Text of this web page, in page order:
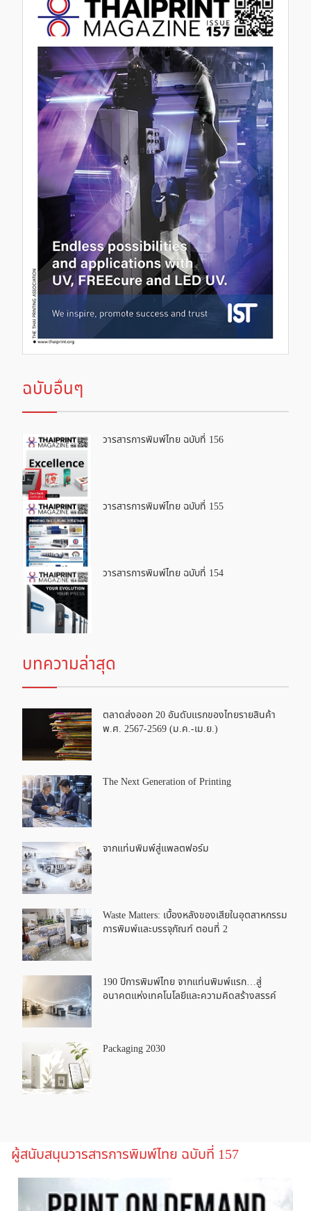
ฉบับอื่นๆ
วารสารการพิมพ์ไทย ฉบับที่ 156
วารสารการพิมพ์ไทย ฉบับที่ 155
วารสารการพิมพ์ไทย ฉบับที่ 154
บทความล่าสุด
ตลาดส่งออก 20 อันดับแรกของไทยรายสินค้า
พ.ศ. 2567-2569 (ม.ค.-เม.ย.)
The Next Generation of Printing
จากแท่นพิมพ์สู่แพลตฟอร์ม
Waste Matters: เบื้องหลังของเสียในอุตสาหกรรม
การพิมพ์และบรรจุภัณฑ์ ตอนที่ 2
190 ปีการพิมพ์ไทย จากแท่นพิมพ์แรก…สู่
อนาคตแห่งเทคโนโลยีและความคิดสร้างสรรค์
Packaging 2030
ผู้สนับสนุนวารสารการพิมพ์ไทย ฉบับที่ 157